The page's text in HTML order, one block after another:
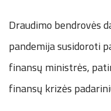
Draudimo bendrovės
pandemija susidoroti
finansų ministrės,
finansų krizės